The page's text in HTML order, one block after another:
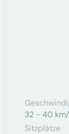
32 - 40
Sitzplätze